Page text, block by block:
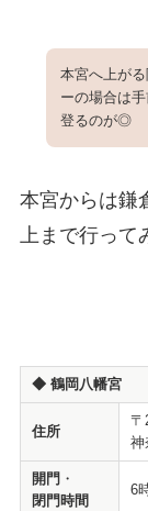
本宮へ上が
ーの場合は
登るのが◎
本宮からは鎌
上まで行って
◆鶴岡八幡宮
住所
〒
神
開門 ・
閉門時間
6